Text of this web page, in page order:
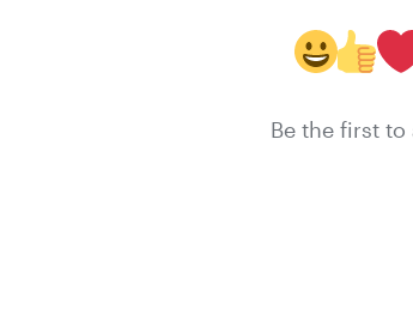
Be the first